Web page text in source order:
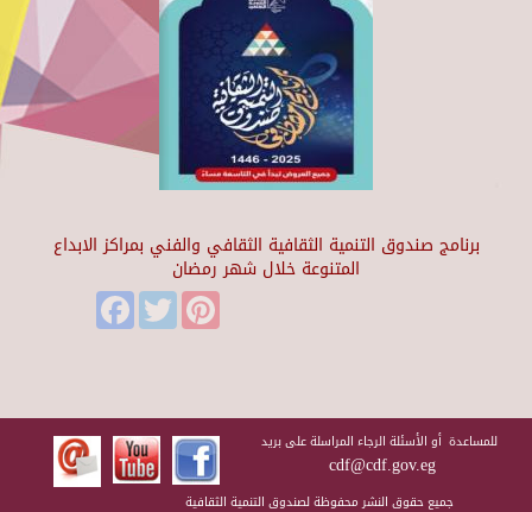
برنامج صندوق التنمية الثقافية الثقافي والفني بمراكز الابداع
المتنوعة خلال شهر رمضان
FacebookTwitter
للمساعدة أو الأسئلة الرجاء المراسلة على بريد
cdf@cdf.gov.eg
جميع حقوق النشر محفوظة لصندوق التنمية الثقافية